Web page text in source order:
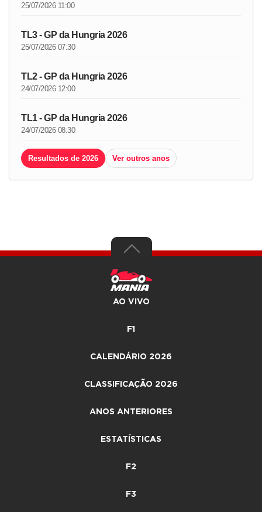
25/07/2026 11:00
TL3 - GP da Hungria 2026
25/07/2026 07:30
TL2 - GP da Hungria 2026
24/07/2026 12:00
TL1 - GP da Hungria 2026
24/07/2026 08:30
Resultados de 2026 Ver outros anos
AO VIVO
F1
CALENDÁRIO 2026
CLASSIFICAÇÃO 2026
ANOS ANTERIORES
ESTATÍSTICAS
F2
F3